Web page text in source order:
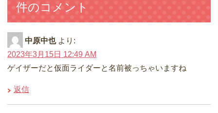
件のコメント
中原中也 より:
2023年3月15日 12:49 AM
ゲイザーだと仮面ライダーと名前被っちゃいますね
返信